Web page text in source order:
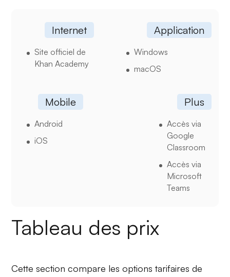
Internet
Site officiel de
Khan Academy
Application
Windows
macOS
Mobile
Android
iOS
Plus
Accès via
Google
Classroom
Accès via
Microsoft
Teams
Tableau des prix
Cette section compare les options tarifaires de